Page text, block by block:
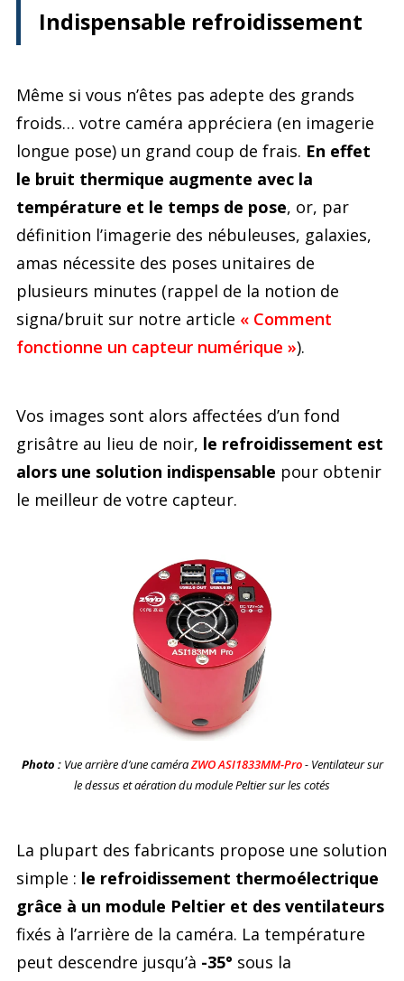
Indispensable refroidissement
Même si vous n’êtes pas adepte des grands
froids… votre caméra appréciera (en imagerie
longue pose) un grand coup de frais. En effet
le bruit thermique augmente avec la
température et le temps de pose, or, par
définition l’imagerie des nébuleuses, galaxies,
amas nécessite des poses unitaires de
plusieurs minutes (rappel de la notion de
signa/bruit sur notre article « Comment
fonctionne un capteur numérique »).
Vos images sont alors affectées d’un fond
grisâtre au lieu de noir, le refroidissement est
alors une solution indispensable pour obtenir
le meilleur de votre capteur.
Photo :Vue arrière d’une caméraZWO ASI1833MM-Pro- Ventilateur sur
le dessus et aération du module Peltier sur les cotés
La plupart des fabricants propose une solution
simple : le refroidissement thermoélectrique
grâce à un module Peltier et des ventilateurs
fixés à l’arrière de la caméra. La température
peut descendre jusqu’à -35° sous la